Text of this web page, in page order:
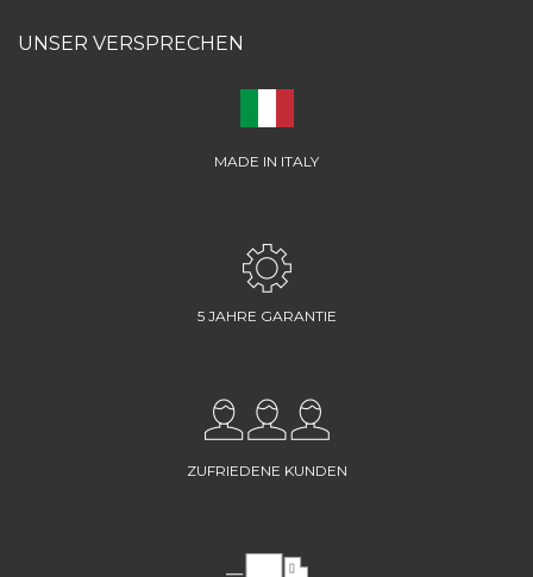
UNSER VERSPRECHEN
MADE IN ITALY
5 JAHRE GARANTIE
ZUFRIEDENE KUNDEN